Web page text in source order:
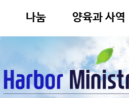
나눔 양육과 사역